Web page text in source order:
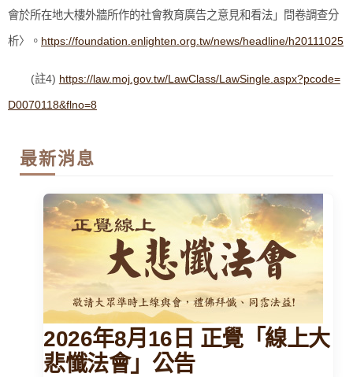
會於所在地大樓外牆所作的社會教育廣告之意見和看法」問卷調查分
析〉。 https://foundation.enlighten.org.tw/news/headline/h20111025
(註4) https://law.moj.gov.tw/LawClass/LawSingle.aspx?pcode=
D0070118&flno=8
最新消息
2026年8月16日 正覺「線上大
悲懺法會」公告